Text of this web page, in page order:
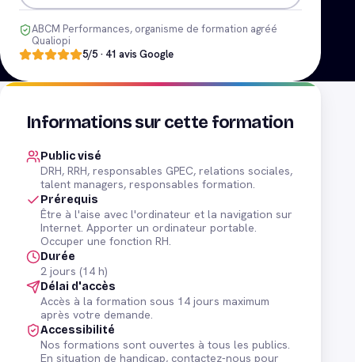
ABCM Performances, organisme de formation agréé
Qualiopi
5/5 · 41 avis Google
Informations sur cette formation
Public visé
DRH, RRH, responsables GPEC, relations sociales,
talent managers, responsables formation.
Prérequis
Être à l'aise avec l'ordinateur et la navigation sur
Internet. Apporter un ordinateur portable.
Occuper une fonction RH.
Durée
2 jours (14 h)
Délai d'accès
Accès à la formation sous 14 jours maximum
après votre demande.
Accessibilité
Nos formations sont ouvertes à tous les publics.
En situation de handicap, contactez-nous pour